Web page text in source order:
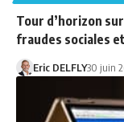
Tour d’horizon
fraudes sociales
Eric DELFLY30 juin